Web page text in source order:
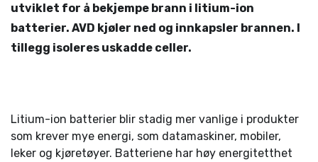
utviklet for å bekjempe brann i litium-ion
batterier. AVD kjøler ned og innkapsler brannen. I
tillegg isoleres uskadde celler.
Litium-ion batterier blir stadig mer vanlige i produkter
som krever mye energi, som datamaskiner, mobiler,
leker og kjøretøyer. Batteriene har høy energitetthet